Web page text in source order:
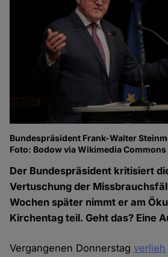
Bundespräsident Frank-Walter
Foto: Bodow via Wikimedia Commons
Der Bundespräsident kritisiert
Vertuschung der
Wochen später nimmt er am
Kirchentag teil. Geht das? Eine
Vergangenen Donnerstagverlieh